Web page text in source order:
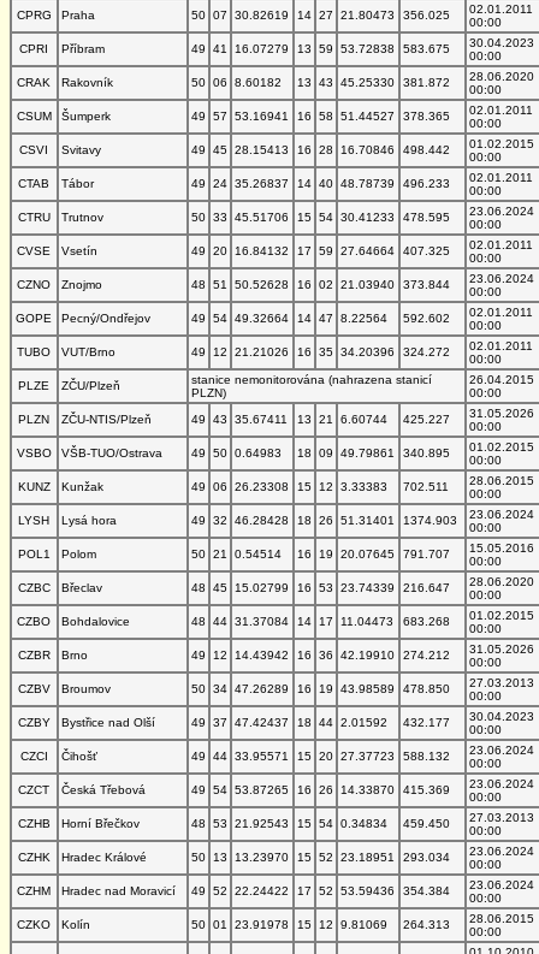
CPRG
Praha 50 07 30.82619 14 27 21.80473 356.025
02.01.2011
00:00
CPRI
Příbram 49 41 16.07279 13 59 53.72838 583.675
30.04.2023
00:00
CRAK
Rakovník 50 06 8.60182 13 43 45.25330 381.872
28.06.2020
00:00
CSUM
Šumperk 49 57 53.16941 16 58 51.44527 378.365
02.01.2011
00:00
CSVI
Svitavy 49 45 28.15413 16 28 16.70846 498.442
01.02.2015
00:00
CTAB
Tábor 49 24 35.26837 14 40 48.78739 496.233
02.01.2011
00:00
CTRU
Trutnov 50 33 45.51706 15 54 30.41233 478.595
23.06.2024
00:00
CVSE
Vsetín 49 20 16.84132 17 59 27.64664 407.325
02.01.2011
00:00
CZNO
Znojmo 48 51 50.52628 16 02 21.03940 373.844
23.06.2024
00:00
GOPE
Pecný/Ondřejov 49 54 49.32664 14 47 8.22564 592.602
02.01.2011
00:00
TUBO
VUT/Brno 49 12 21.21026 16 35 34.20396 324.272
02.01.2011
00:00
PLZE
ZČU/Plzeň
stanice nemonitorována (nahrazena stanicí
PLZN)
26.04.2015
00:00
PLZN
ZČU-NTIS/Plzeň 49 43 35.67411 13 21 6.60744 425.227
31.05.2026
00:00
VSBO
VŠB-TUO/Ostrava 49 50 0.64983 18 09 49.79861 340.895
01.02.2015
00:00
KUNZ
Kunžak 49 06 26.23308 15 12 3.33383 702.511
28.06.2015
00:00
LYSH
Lysá hora 49 32 46.28428 18 26 51.31401 1374.903
23.06.2024
00:00
POL1
Polom 50 21 0.54514 16 19 20.07645 791.707
15.05.2016
00:00
CZBC
Břeclav 48 45 15.02799 16 53 23.74339 216.647
28.06.2020
00:00
CZBO
Bohdalovice 48 44 31.37084 14 17 11.04473 683.268
01.02.2015
00:00
CZBR
Brno 49 12 14.43942 16 36 42.19910 274.212
31.05.2026
00:00
CZBV
Broumov 50 34 47.26289 16 19 43.98589 478.850
27.03.2013
00:00
CZBY
Bystřice nad Olší 49 37 47.42437 18 44 2.01592 432.177
30.04.2023
00:00
CZCI
Čihošť 49 44 33.95571 15 20 27.37723 588.132
23.06.2024
00:00
CZCT
Česká Třebová 49 54 53.87265 16 26 14.33870 415.369
23.06.2024
00:00
CZHB
Horní Břečkov 48 53 21.92543 15 54 0.34834 459.450
27.03.2013
00:00
CZHK
Hradec Králové 50 13 13.23970 15 52 23.18951 293.034
23.06.2024
00:00
CZHM
Hradec nad Moravicí 49 52 22.24422 17 52 53.59436 354.384
23.06.2024
00:00
CZKO
Kolín 50 01 23.91978 15 12 9.81069 264.313
28.06.2015
00:00